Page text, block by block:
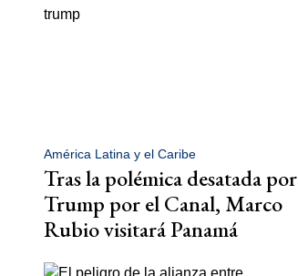
América Latina y el Caribe
Tras la polémica desatada por
Trump por el Canal, Marco
Rubio visitará Panamá